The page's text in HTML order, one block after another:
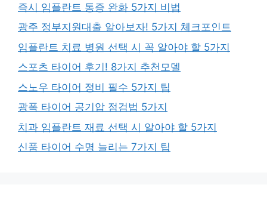
즉시 임플란트 통증 완화 5가지 비법
광주 정부지원대출 알아보자! 5가지 체크포인트
임플란트 치료 병원 선택 시 꼭 알아야 할 5가지
스포츠 타이어 후기! 8가지 추천모델
스노우 타이어 정비 필수 5가지 팁
광폭 타이어 공기압 점검법 5가지
치과 임플란트 재료 선택 시 알아야 할 5가지
신품 타이어 수명 늘리는 7가지 팁